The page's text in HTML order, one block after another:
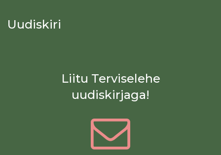
Uudiskiri
Liitu Terviselehe
uudiskirjaga!